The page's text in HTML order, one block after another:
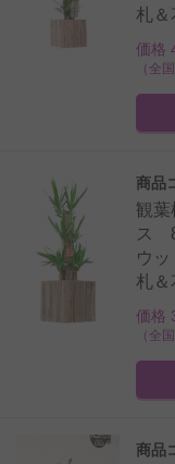
札＆
価格
（全
商品
観
ス
ウ
札＆
価格
（全
商品